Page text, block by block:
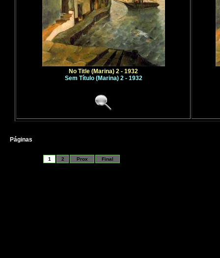
No Title (Marina) 2 - 1932
Sem Título (Marina) 2 - 1932
Páginas
1 2 Prox Final